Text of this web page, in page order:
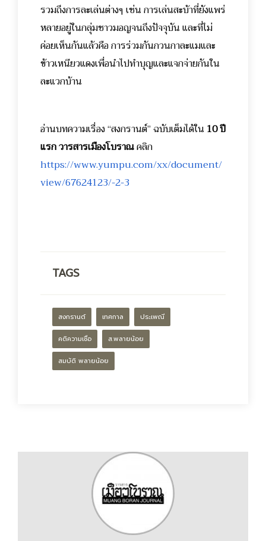
รวมถึงการละเล่นต่างๆ เช่น การเล่นสะบ้าที่ยังแพร่
หลายอยู่ในกลุ่มชาวมอญจนถึงปัจจุบัน และที่ไม่
ค่อยเห็นกันแล้วคือ การร่วมกันกวนกาละแมและ
ข้าวเหนียวแดงเพื่อนำไปทำบุญและแจกจ่ายกันใน
ละแวกบ้าน
อ่านบทความเรื่อง “สงกรานต์” ฉบับเต็มได้ใน 10 ปี
แรก วารสารเมืองโบราณคลิก
https://www.yumpu.com/xx/document/
view/67624123/-2-3
TAGS
สงกรานต์ เทศกาล ประเพณี
คติความเชื่อ ส.พลายน้อย
สมบัติ พลายน้อย